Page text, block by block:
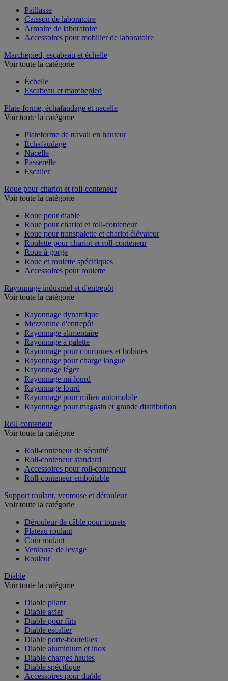
Paillasse
Caisson de laboratoire
Armoire de laboratoire
Accessoires pour mobilier de laboratoire
Marchepied, escabeau et échelle
Voir toute la catégorie
Échelle
Escabeau et marchepied
Plate-forme, échafaudage et nacelle
Voir toute la catégorie
Plateforme de travail en hauteur
Échafaudage
Nacelle
Passerelle
Escalier
Roue pour chariot et roll-conteneur
Voir toute la catégorie
Roue pour diable
Roue pour chariot et roll-conteneur
Roue pour transpalette et chariot élévateur
Roulette pour chariot et roll-conteneur
Roue à gorge
Roue et roulette spécifiques
Accessoires pour roulette
Rayonnage industriel et d'entrepôt
Voir toute la catégorie
Rayonnage dynamique
Mezzanine d'entrepôt
Rayonnage alimentaire
Rayonnage à palette
Rayonnage pour couronnes et bobines
Rayonnage pour charge longue
Rayonnage léger
Rayonnage mi-lourd
Rayonnage lourd
Rayonnage pour milieu automobile
Rayonnage pour magasin et grande distribution
Roll-conteneur
Voir toute la catégorie
Roll-conteneur de sécurité
Roll-conteneur standard
Accessoires pour roll-conteneur
Roll-conteneur emboîtable
Support roulant, ventouse et dérouleur
Voir toute la catégorie
Dérouleur de câble pour tourets
Plateau roulant
Coin roulant
Ventouse de levage
Rouleur
Diable
Voir toute la catégorie
Diable pliant
Diable acier
Diable pour fûts
Diable escalier
Diable porte-bouteilles
Diable aluminium et inox
Diable charges hautes
Diable spécifique
Accessoires pour diable